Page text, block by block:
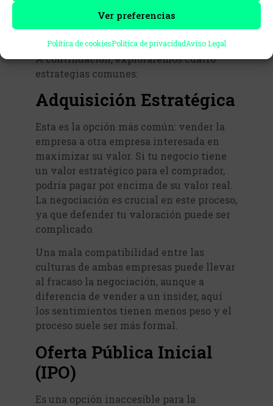
Ver preferencias
Política de cookiesPolítica de privacidadAviso Legal
estrategia de salida de tu participación
en la empresa. Planificarlo con
anticipación puede marcar la diferencia.
A continuación, exploraremos cuatro
estrategias comunes:
Adquisición Estratégica
Esta es la opción más común: vender la
empresa a otra empresa interesada en
maximizar su valor. Si tu negocio tiene
un valor estratégico para el comprador,
podría pagar por encima de su valor real.
La negociación es crucial en este proceso,
ya que defender tu valoración puede ser
complicado.
Una mala compatibilidad entre las
culturas de ambas empresas puede llevar
al fracaso la negociación, aunque a
diferencia de vender a un insider, aquí
los sentimientos tienen menos peso y el
proceso suele ser más formal.
Oferta Pública Inicial
(IPO)
Es una opción inaccesible para la